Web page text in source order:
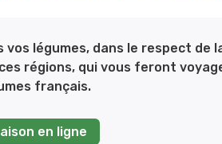
légumes, dans le respect de
régions, qui vous feront
français.
en ligne